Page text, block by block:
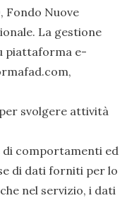
Fondo Nuove
La gestione
piattaforma e-
svolgere attività
comportamenti ed
di dati forniti per lo
nel servizio, i dati